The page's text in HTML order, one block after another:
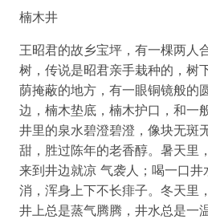
楠木井
王昭君的故乡宝坪，有一棵两人
树，传说是昭君亲手栽种的，树
荫掩蔽的地方，有一眼铜镜般的
边，楠木垫底，楠木护口，和一
井里的泉水碧澄碧澄，像块无斑
甜，胜过陈年的老香醇。暑天里
来到井边就凉 气袭人；喝一口
消，浑身上下不长痱子。冬天里
井上总是蒸气腾腾，井水总是一